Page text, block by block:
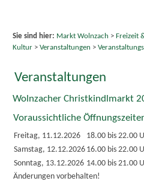
Sie sind hier: Markt Wolnzach > Freizeit
Kultur> Veranstaltungen >
Veranstaltungen
Wolnzacher Christkindlmarkt
Voraussichtliche
Freitag, 11.12.2026
18.00 bis 22.00
Samstag, 12.12.2026 16.00 bis 22.00
Sonntag, 13.12.2026 14.00 bis 21.00
Änderungen vorbehalten!